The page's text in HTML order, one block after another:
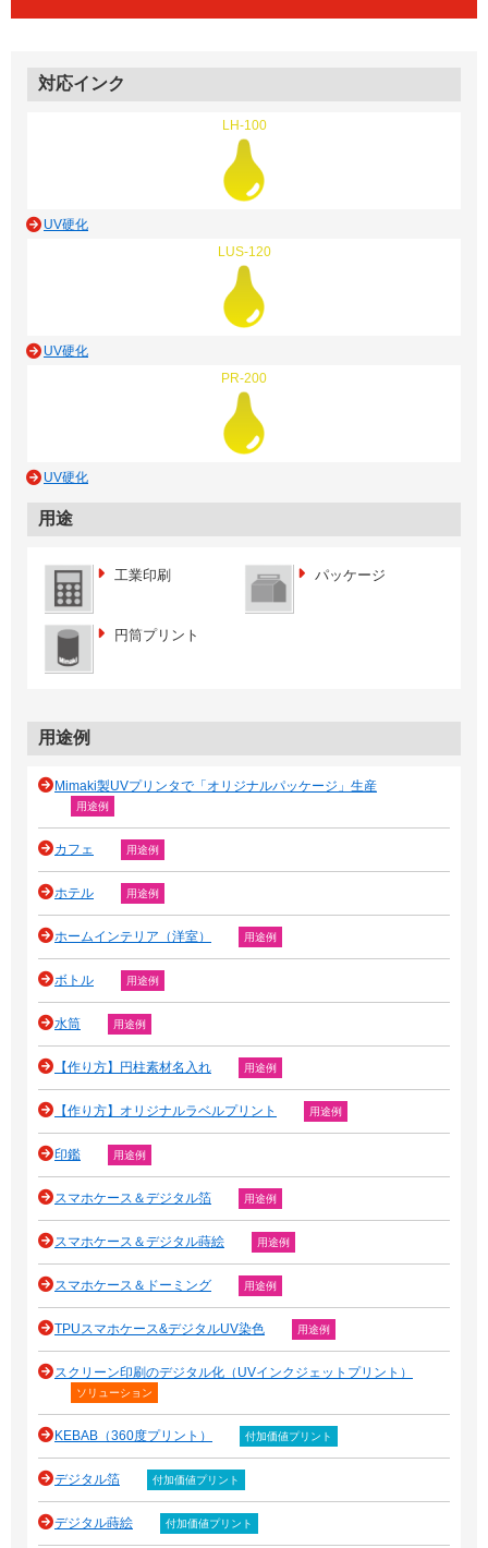
対応インク
LH-100
UV硬化
LUS-120
UV硬化
PR-200
UV硬化
用途
工業印刷 パッケージ
円筒プリント
用途例
Mimaki製UVプリンタで「オリジナルパッケージ」生産
用途例
カフェ 用途例
ホテル 用途例
ホームインテリア（洋室） 用途例
ボトル 用途例
水筒 用途例
【作り方】円柱素材名入れ 用途例
【作り方】オリジナルラベルプリント 用途例
印鑑 用途例
スマホケース＆デジタル箔 用途例
スマホケース＆デジタル蒔絵 用途例
スマホケース＆ドーミング 用途例
TPUスマホケース&デジタルUV染色 用途例
スクリーン印刷のデジタル化（UVインクジェットプリント）
ソリューション
KEBAB（360度プリント） 付加価値プリント
デジタル箔 付加価値プリント
デジタル蒔絵 付加価値プリント